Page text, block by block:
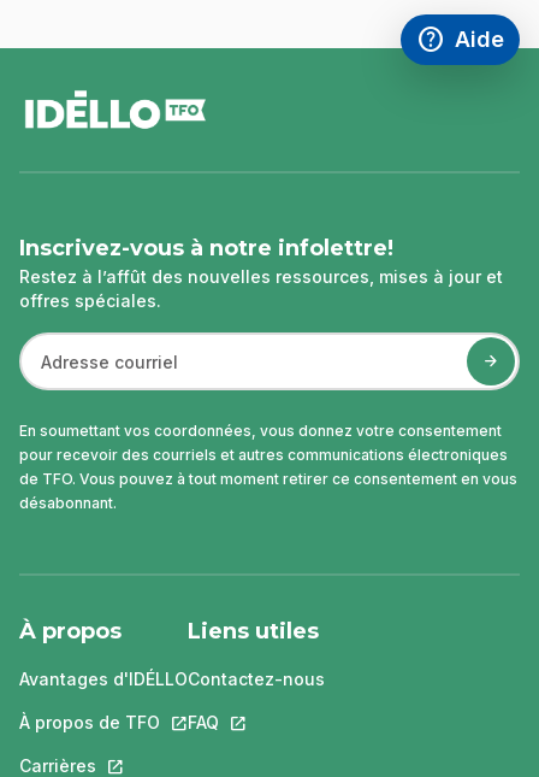
help
Accéder à
Aide
,Ce lien
de
page
Inscrivez-vous à notre infolettre!
Restez à l’affût des nouvelles ressources, mises à jour et
offres spéciales.
En soumettant vos coordonnées, vous donnez votre consentement
pour recevoir des courriels et autres communications électroniques
de TFO. Vous pouvez à tout moment retirer ce consentement en vous
désabonnant.
À propos
Avantages d'IDÉLLO
À propos de TFO Ce lien s'ouvrira dans un nouvel onglet.
Carrières Ce lien s'ouvrira dans un nouvel onglet.
Liens utiles
Contactez-nous
FAQ Ce lien s'ouvrira dans un nouvel